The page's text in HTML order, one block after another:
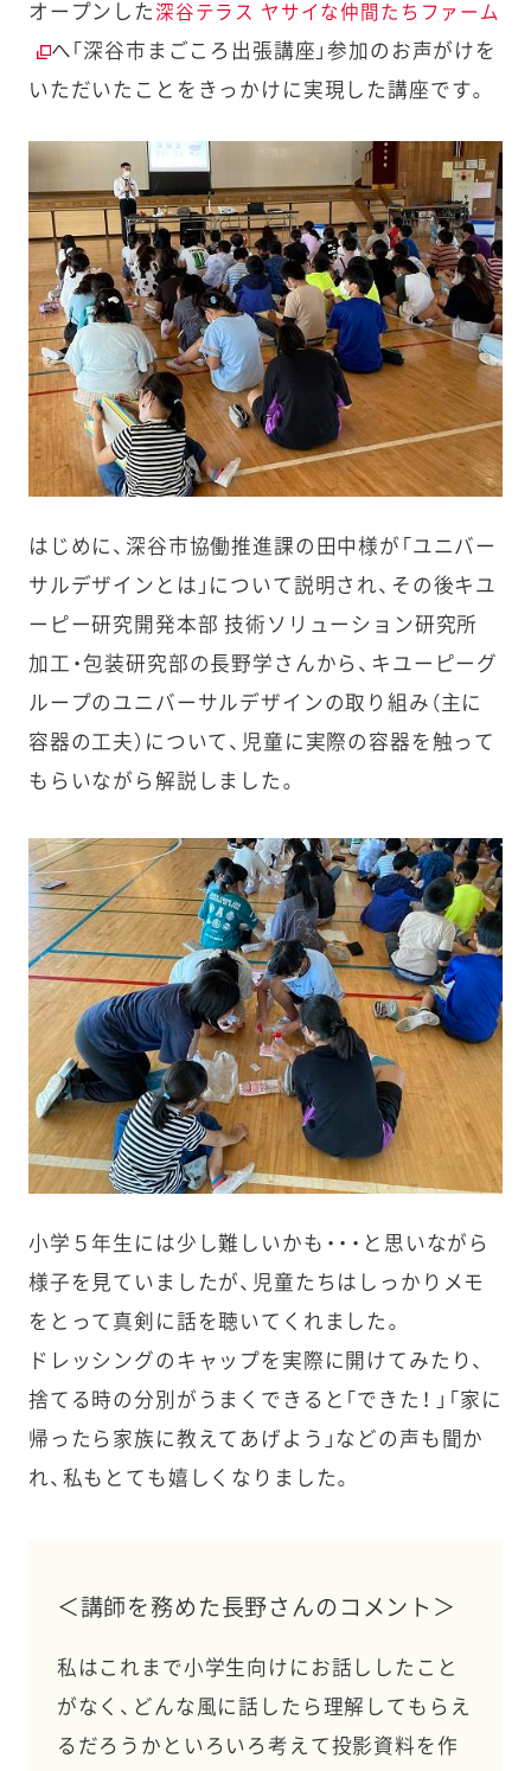
オープンした深谷テラス ヤサイな仲間たちファーム
へ「深谷市まごころ出張講座」参加のお声がけを
いただいたことをきっかけに実現した講座です。
はじめに、深谷市協働推進課の田中様が「ユニバー
サルデザインとは」について説明され、その後キユ
ーピー研究開発本部 技術ソリューション研究所
加工・包装研究部の長野学さんから、キユーピーグ
ループのユニバーサルデザインの取り組み（主に
容器の工夫）について、児童に実際の容器を触って
もらいながら解説しました。
小学５年生には少し難しいかも・・・と思いながら
様子を見ていましたが、児童たちはしっかりメモ
をとって真剣に話を聴いてくれました。
ドレッシングのキャップを実際に開けてみたり、
捨てる時の分別がうまくできると「できた！ 」「家に
帰ったら家族に教えてあげよう」などの声も聞か
れ、私もとても嬉しくなりました。
＜講師を務めた長野さんのコメント＞
私はこれまで小学生向けにお話ししたこと
がなく、どんな風に話したら理解してもらえ
るだろうかといろいろ考えて投影資料を作